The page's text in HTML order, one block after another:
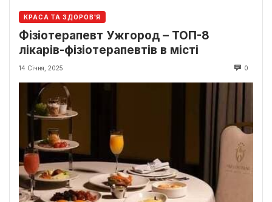
КРАСА ТА ЗДОРОВ'Я
Фізіотерапевт Ужгород – ТОП-8
лікарів-фізіотерапевтів в місті
14 Січня, 2025 0